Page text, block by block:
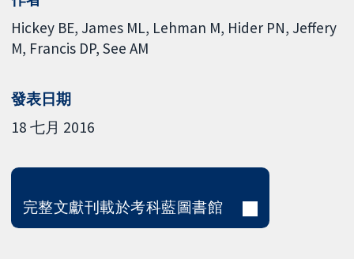
Hickey BE James ML Lehman M Hider PN Jeffery
M Francis DP See AM
發表日期
18 七月 2016
完整文獻刊載於考科藍圖書館